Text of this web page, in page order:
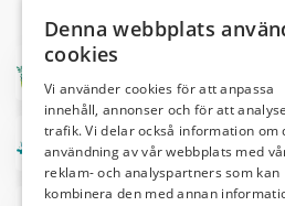
Lektionstips
Denna webbplats
cookies
Vi använder cookies för att anpassa
innehåll, annonser och för att
trafik. Vi delar också information om
användning av vår webbplats med
reklam- och analyspartners som kan
kombinera den med annan